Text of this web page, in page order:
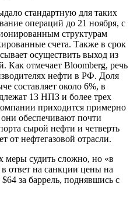
стандартную для таких
операций до 21 ноября, с
структурам
счета. Также в срок
осуществить выход из
Как отмечает Bloomberg, речь
нефти в РФ. Доля
составляет около 6%, в
13 НПЗ и более трех
приходится примерно
обеспечивают почти
сырой нефти и четверть
от нефтегазовой отрасли.
меры судить сложно, но «в
ответ на санкции цены на
за баррель, поднявшись с